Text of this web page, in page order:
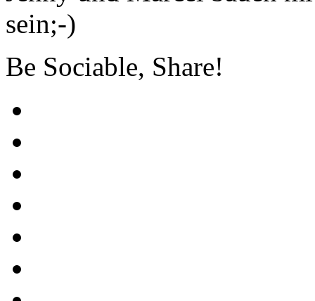
sein;-)
Be Sociable, Share!